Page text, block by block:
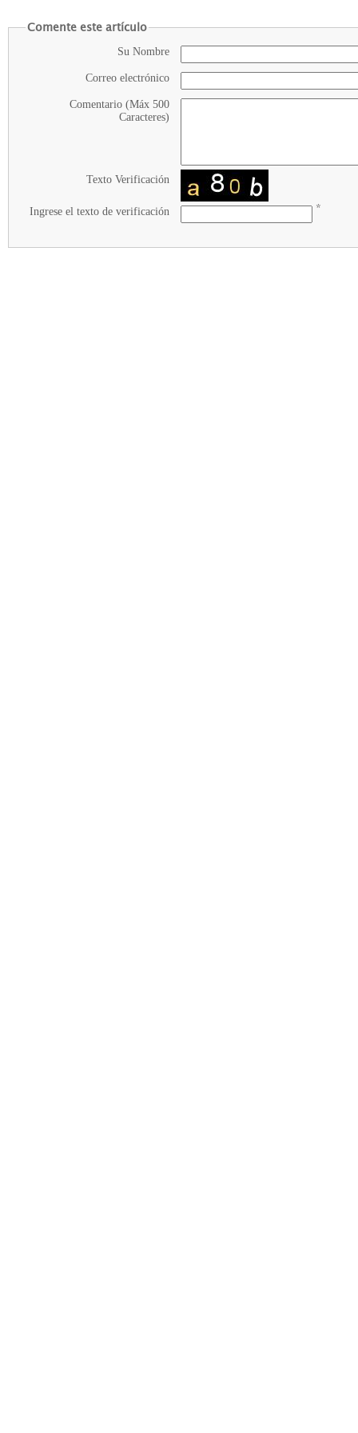
Comente este artículo
Su Nombre
Correo electrónico
Comentario (Máx 500
Caracteres)
Texto Verificación
Ingrese el texto de verificación *